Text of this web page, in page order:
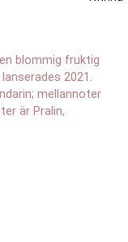
blommig fruktig
2021.
mellannoter
är Pralin,